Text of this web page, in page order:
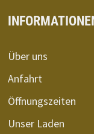
Über uns
Anfahrt
Öffnungszeiten
Unser Laden